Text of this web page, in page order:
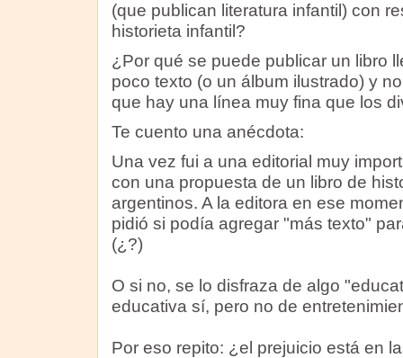
(que publican literatura infantil) con
historieta infantil?
¿Por qué se puede publicar un libro
poco texto (o un álbum ilustrado) y
que hay una línea muy fina que los
Te cuento una anécdota:
Una vez fui a una editorial muy
con una propuesta de un libro de
argentinos. A la editora en ese
pidió si podía agregar "más texto"
(¿?)
O si no, se lo disfraza de algo
educativa sí, pero no de
Por eso repito: ¿el prejuicio está en